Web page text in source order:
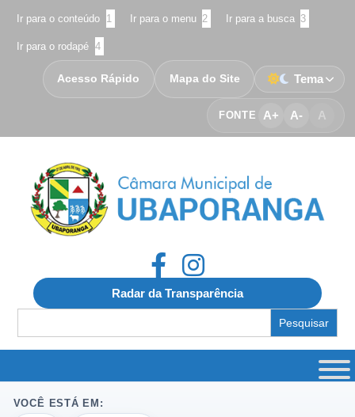
Ir para o conteúdo 1 Ir para o menu 2 Ir para a busca 3
Ir para o rodapé 4
FONTE A+ A- A
Acesso Rápido Mapa do Site Tema
Radar da Transparência
for:
VOCÊ ESTÁ EM: